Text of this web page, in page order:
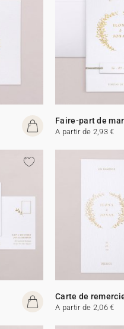
Faire-part de
A partir de 2,93 €
Carte de
A partir de 2,06 €